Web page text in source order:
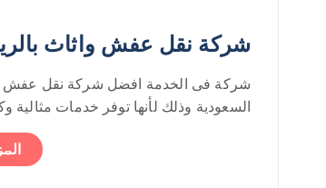
شركة نقل عفش واثاث
شركة فى الخدمة افضل شركة نقل عفش
السعودية وذلك لأنها توفر خدمات مثالية